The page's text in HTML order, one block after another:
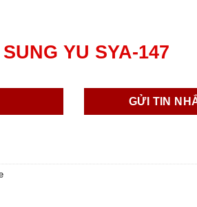
YU SYA-147
GỬI TIN